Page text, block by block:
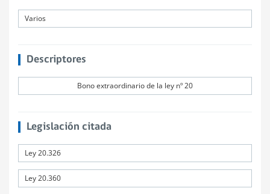
Varios
Descriptores
Bono extraordinario de la ley nº 20
Legislación citada
Ley 20.326
Ley 20.360